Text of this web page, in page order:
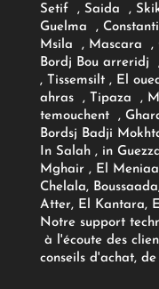
Setif , Saida ,
Guelma ,
Msila , Mascara
Bordj Bou arreridj
, Tissemsilt , El
ahras , Tipaza ,
temouchent ,
Bordsj Badji
In Salah , in
Mghair , El
Chelala,
Atter, El Kantara,
Notre support
à l'écoute des
conseils d'achat,